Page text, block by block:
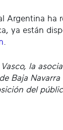
Argentina
ya están
la
Baja
del